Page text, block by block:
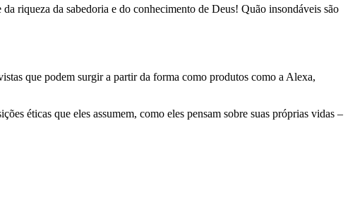
riqueza da sabedoria e do conhecimento de Deus! Quão insondáveis são
que podem surgir a partir da forma como produtos como a Alexa,
éticas que eles assumem, como eles pensam sobre suas próprias vidas –